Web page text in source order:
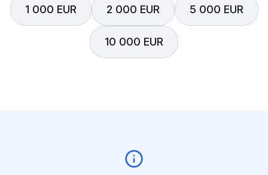
1 000 EUR 2 000 EUR 5 000 EUR
10 000 EUR